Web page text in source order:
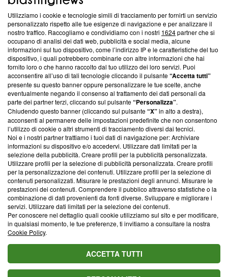
Questa sezione offre informazioni trasparenti su Blasting
News, sui nostri processi editoriali e su come ci impegniamo a
creare news di qualità. Inoltre, afferma la nostra aderenza a
‘Trust Project - News with Integrity’Blasting News non è
ancora membro del programma, ma ha richiesto di farne
parte; Trust Project non ha ancora effettuato una verifica di
conformità agli standard.
Su di noi
Team editoriale
Corporate
Redazione
Informativa Privacy
Cookie Policy
Blasting SA, IDI CHE-247.845.224, Via Carlo Frasca, 3 - 6900
Lugano (Svizzera) Tel:+39 0690258937
© 2026 Blasting News
Utilizziamo i cookie e tecnologie simili di tracciamento per fornirti un servizio
personalizzato rispetto alle tue esigenze di navigazione e per analizzare il
nostro traffico. Raccogliamo e condividiamo con i nostri 1624partner che si
occupano di analisi dei dati web, pubblicità e social media, alcune
informazioni sul tuo dispositivo, come l’indirizzo IP e le caratteristiche del tuo
dispositivo, i quali potrebbero combinarle con altre informazioni che hai
fornito loro o che hanno raccolto dal tuo utilizzo dei loro servizi. Puoi
acconsentire all’uso di tali tecnologie cliccando il pulsante“Accetta tutti”
presente su questo banner oppure personalizzare le tue scelte, anche
eventualmente negando il consenso al trattamento dei dati personali da
parte dei partner terzi, cliccando sul pulsante“Personalizza”.
Chiudendo questo banner (cliccando sul pulsante“X”in alto a destra),
acconsenti al permanere delle impostazioni predefinite che non consentono
l’utilizzo di cookie o altri strumenti di tracciamento diversi dai tecnici.
Noi e i nostri partner trattiamo i tuoi dati di navigazione per: Archiviare
informazioni su dispositivo e/o accedervi. Utilizzare dati limitati per la
selezione della pubblicità. Creare profili per la pubblicità personalizzata.
Utilizzare profili per la selezione di pubblicità personalizzata. Creare profili
per la personalizzazione dei contenuti. Utilizzare profili per la selezione di
contenuti personalizzati. Misurare le prestazioni degli annunci. Misurare le
prestazioni dei contenuti. Comprendere il pubblico attraverso statistiche o la
combinazione di dati provenienti da fonti diverse. Sviluppare e migliorare i
servizi. Utilizzare dati limitati per la selezione dei contenuti.
Per conoscere nel dettaglio quali cookie utilizziamo sul sito e per modificare,
in qualsiasi momento, le tue preferenze, ti invitiamo a consultare la nostra
Cookie Policy.
ACCETTA TUTTI